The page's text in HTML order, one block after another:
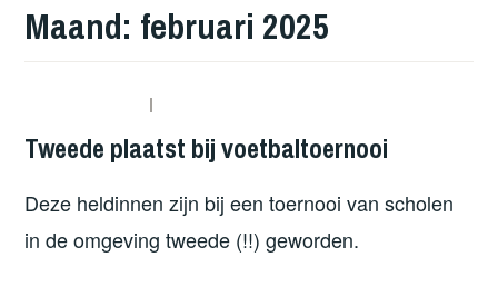
Maand: februari 2025
Tweede plaatst bij voetbaltoernooi
Deze heldinnen zijn bij een toernooi van scholen
in de omgeving tweede (!!) geworden.